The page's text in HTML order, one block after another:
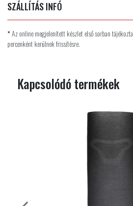
SZÁLLÍTÁS INFÓ
*Az online megjelenített készlet első sorban
percenként kerülnek frissítésre.
Kapcsolódó termékek